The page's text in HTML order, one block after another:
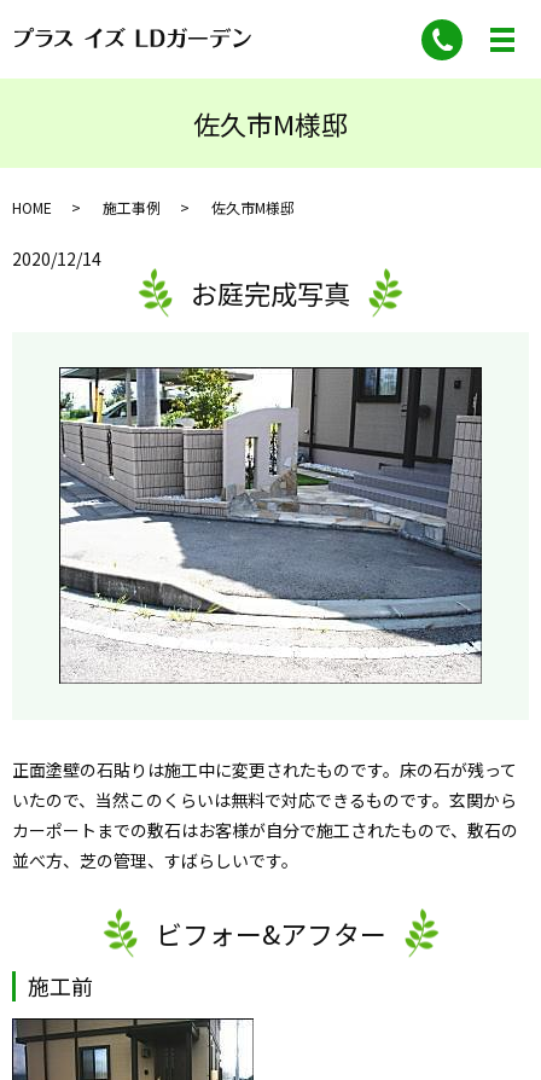
佐久市M様邸
HOME 施工事例 佐久市M様邸
2020/12/14
お庭完成写真
正面塗壁の石貼りは施工中に変更されたものです。床の石が残って
いたので、当然このくらいは無料で対応できるものです。玄関から
カーポートまでの敷石はお客様が自分で施工されたもので、敷石の
並べ方、芝の管理、すばらしいです。
ビフォー&アフター
施工前